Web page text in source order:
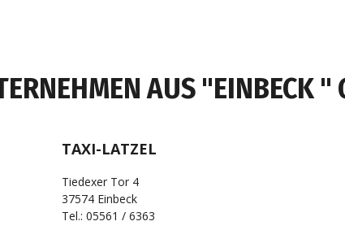
AUS "EINBECK "
TAXI-LATZEL
Tiedexer Tor 4
37574 Einbeck
Tel.: 05561 / 6363